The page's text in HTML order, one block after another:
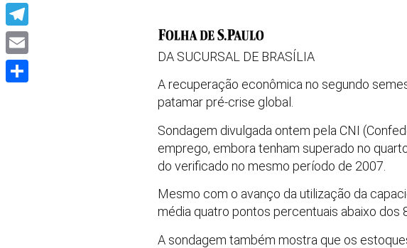
DA SUCURSAL DE BRASÍLIA
A recuperação econômica no segundo
patamar pré-crise global.
Sondagem divulgada ontem pela CNI
emprego, embora tenham superado no
do verificado no mesmo período de 2007.
Mesmo com o avanço da utilização da
média quatro pontos percentuais abaixo dos
A sondagem também mostra que os
WhatsApp
Telegram
Email